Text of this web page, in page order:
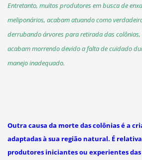
Entretanto, muitos produtores em busca de
meliponários, acabam atuando como
derrubando árvores para retirada das colônias,
acabam morrendo devido a falta de cuidado
manejo inadequado.
Outra causa da morte das colônias é a
adaptadas à sua região natural. É
produtores iniciantes ou experientes das